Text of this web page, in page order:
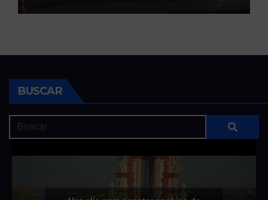
BUSCAR